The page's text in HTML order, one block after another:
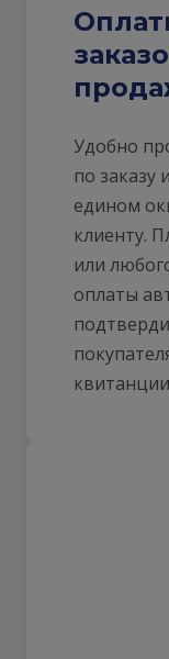
Удобно
по заказу
едином
клиенту.
или
оплаты